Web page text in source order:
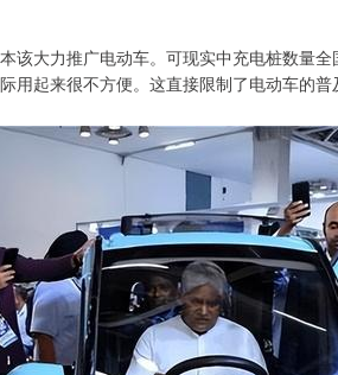
该大力推广电动车。可现实中充电桩数量
起来很不方便。这直接限制了电动车的普